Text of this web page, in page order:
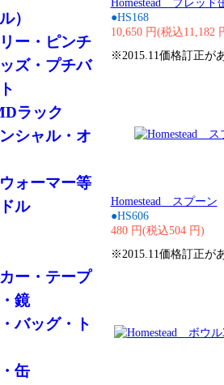
●HS168
10,650 円(税込11,182
※2015.11価格訂正が
Homestead スプーン
●HS606
480 円(税込504 円)
※2015.11価格訂正が
）
ー・ピンチ
ズ・プチバ
ラック
シャル・オ
ォーマー等
ル
ー・テープ
鏡
バッグ・ト
缶